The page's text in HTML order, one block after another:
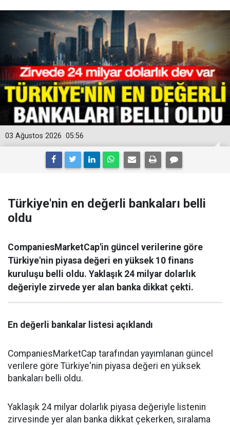
05:56
03 Ağustos 2026
Türkiye'nin en değerli bankaları belli
oldu
CompaniesMarketCap'in güncel verilerine göre
Türkiye'nin piyasa değeri en yüksek 10 finans
kuruluşu belli oldu. Yaklaşık 24 milyar dolarlık
değeriyle zirvede yer alan banka dikkat çekti.
En değerli bankalar listesi açıklandı
CompaniesMarketCap tarafından yayımlanan güncel
verilere göre Türkiye'nin piyasa değeri en yüksek
bankaları belli oldu.
Yaklaşık 24 milyar dolarlık piyasa değeriyle listenin
zirvesinde yer alan banka dikkat çekerken, sıralama